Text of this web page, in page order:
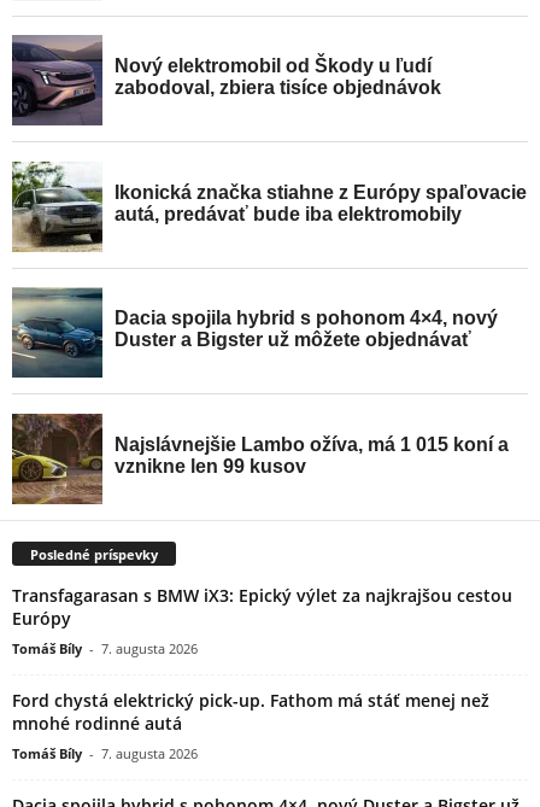
Posledné príspevky
Transfagarasan s BMW iX3: Epický výlet za najkrajšou cestou
Európy
Tomáš Bíly - 7. augusta 2026
Ford chystá elektrický pick-up. Fathom má stáť menej než
mnohé rodinné autá
Tomáš Bíly - 7. augusta 2026